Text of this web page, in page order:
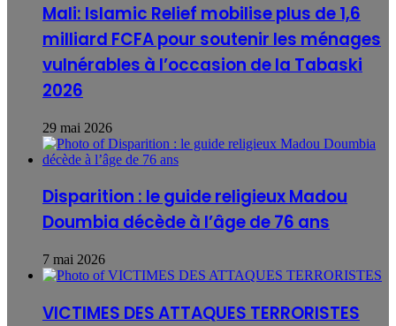
Mali: Islamic Relief mobilise plus de 1,6
milliard FCFA pour soutenir les ménages
vulnérables à l’occasion de la Tabaski
2026
29 mai 2026
Disparition : le guide religieux Madou
Doumbia décède à l’âge de 76 ans
7 mai 2026
VICTIMES DES ATTAQUES TERRORISTES